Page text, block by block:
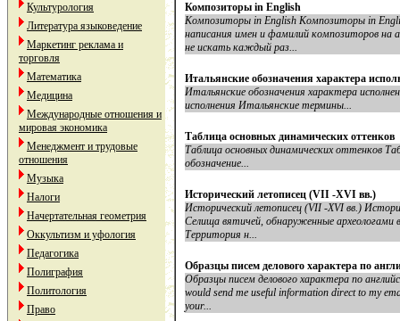
Культурология
Литература языковедение
Маркетинг реклама и
торговля
Математика
Медицина
Международные отношения и
мировая экономика
Менеджмент и трудовые
отношения
Музыка
Налоги
Начертательная геометрия
Оккультизм и уфология
Педагогика
Полиграфия
Политология
Право
Композиторы in English
Композиторы in English Композиторы in
написания имен и фамилий композиторов на
не искать каждый раз...
Итальянские обозначения характера
Итальянские обозначения характера
исполнения Итальянские термины...
Таблица основных динамических оттенков
Таблица основных динамических оттенков
обозначение...
Исторический летописец (VII -XVI вв.)
Исторический летописец (VII -XVI вв.)
Селища вятичей, обнаруженные археологами
Территория н...
Образцы писем делового характера по
Образцы писем делового характера по
would send me useful information direct to my
your...